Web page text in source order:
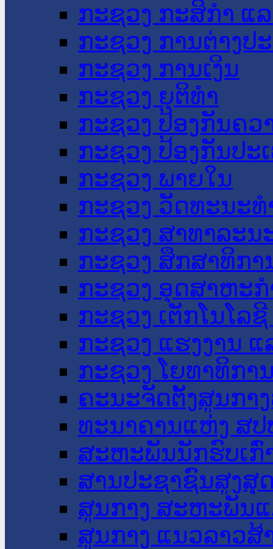
ກະຊວງ ກະສິກຳ ແ
ກະຊວງ ການຕ່າງປ
ກະຊວງ ການເງິນ
ກະຊວງ ຍຸຕິທໍາ
ກະຊວງ ປ້ອງກັນຄວ
ກະຊວງ ປ້ອງກັນປະ
ກະຊວງ ພາຍໃນ
ກະຊວງ ວັດທະນະ
ກະຊວງ ສາທາລະນ
ກະຊວງ ສຶກສາທິກາ
ກະຊວງ ອຸດສາຫະ
ກະຊວງ ເຕັກໂນໂລ
ກະຊວງ ແຮງງານ
ກະຊວງ ໂຍທາທິກາ
ຄະນະຈັດຕັ້ງສູນກາ
ທະນາຄານແຫ່ງ ສປ
ສະຫະພັນນັກຮົບເກົ່
ສານປະຊາຊົນສູງສຸ
ສູນກາງ ສະຫະພັນ
ສູນກາງ ແນວລາວສ້